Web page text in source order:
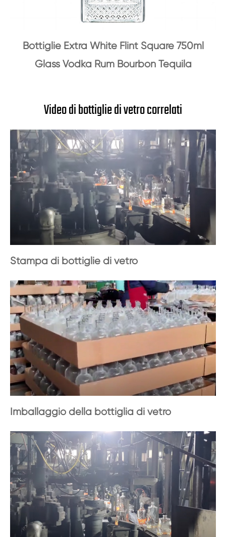
Bottiglie Extra White Flint Square 750ml
Glass Vodka Rum Bourbon Tequila
Video di bottiglie di vetro correlati
Stampa di bottiglie di vetro
Imballaggio della bottiglia di vetro